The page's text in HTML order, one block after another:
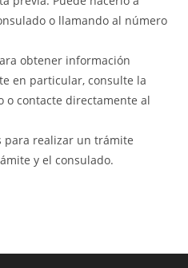
o llamando al número
obtener información
en particular, consulte la
o contacte directamente al
para realizar un trámite
y el consulado.